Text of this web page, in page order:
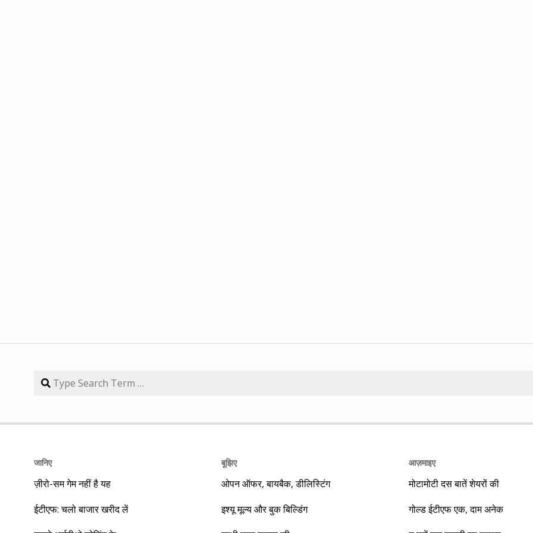
जानिए
ज़ीरो-सम गेम नहीं है यह
ईटीएफ: चलो बाजार खरीद लें
बूझिए
ओपन ऑफर, बायबैक, डीलिस्टिंग
इश्यू मूल्य और बुक बिल्डिंग
आज़माइए
मोटामोटी दस बातें शेयरों की
गोल्ड ईटीएफ एक, दाम अनेक